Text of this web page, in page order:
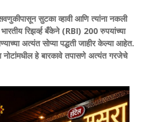
सुटका व्हावी आणि त्यांना नकली
रिझर्व्ह बँकेने (RBI) 200 रुपयांच्या
अत्यंत सोप्या पद्धती जाहीर केल्या आहेत.
नोटांमधील हे बारकावे तपासणे अत्यंत गरजेचे